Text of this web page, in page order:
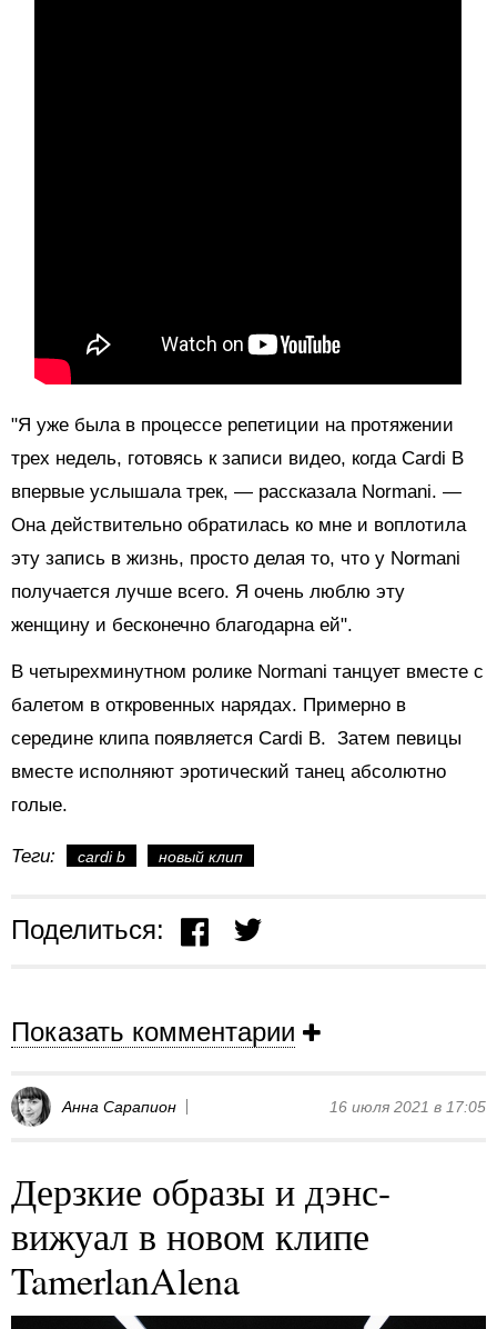
"Я уже была в процессе репетиции на протяжении
трех недель, готовясь к записи видео, когда Cardi B
впервые услышала трек, — рассказала Normani. —
Она действительно обратилась ко мне и воплотила
эту запись в жизнь, просто делая то, что у Normani
получается лучше всего. Я очень люблю эту
женщину и бесконечно благодарна ей".
В четырехминутном ролике Normani танцует вместе с
балетом в откровенных нарядах. Примерно в
середине клипа появляется Cardi B. Затем певицы
вместе исполняют эротический танец абсолютно
голые.
Теги: cardi b новый клип
Поделиться:
Показать комментарии
Анна Сарапион 16 июля 2021 в 17:05
Дерзкие образы и дэнс-
вижуал в новом клипе
TamerlanAlena